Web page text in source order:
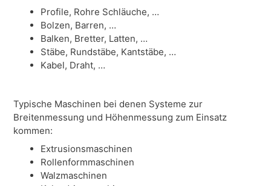
Profile, Rohre Schläuche, …
Bolzen, Barren, …
Balken, Bretter, Latten, …
Stäbe, Rundstäbe, Kantstäbe, …
Kabel, Draht, …
Typische Maschinen bei denen Systeme zur
Breitenmessung und Höhenmessung zum Einsatz
kommen:
Extrusionsmaschinen
Rollenformmaschinen
Walzmaschinen